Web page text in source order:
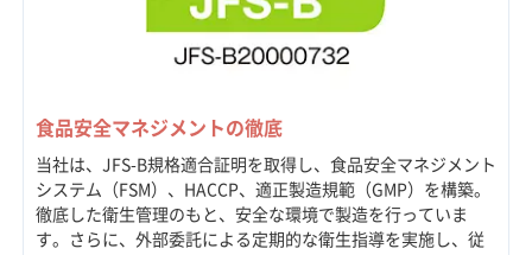
食品安全マネジメントの徹底
当社は、JFS-B規格適合証明を取得し、食品安全マネジメント
システム（FSM）、HACCP、適正製造規範（GMP）を構築。
徹底した衛生管理のもと、安全な環境で製造を行っていま
す。さらに、外部委託による定期的な衛生指導を実施し、従